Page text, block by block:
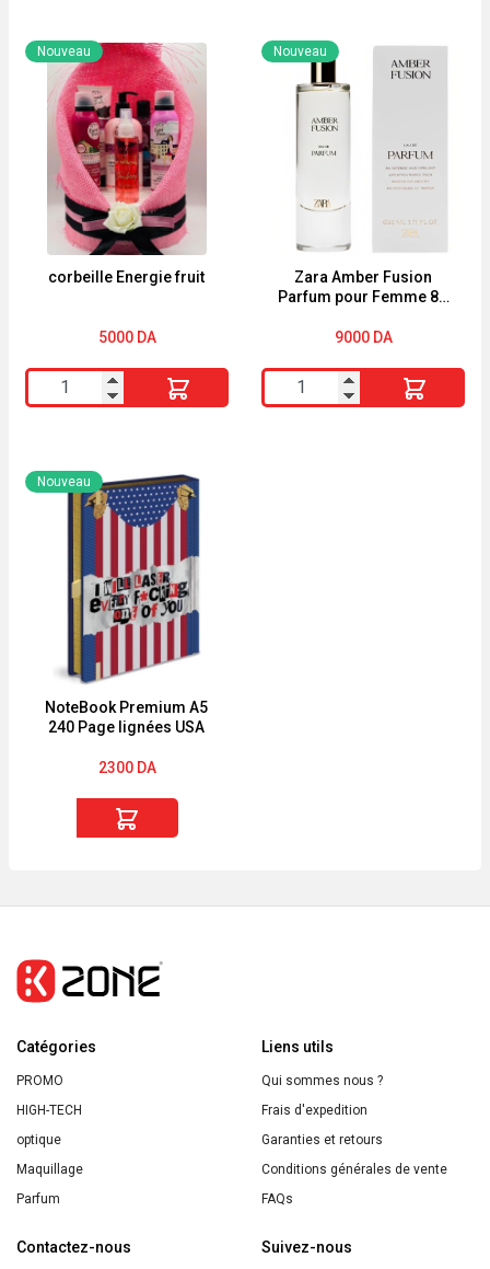
MARSHMALLOW
ADDICTION
PARFUM
de
pêche
pliantes
dossier
isotherme
corbeille Energie fruit
Nouveau
5000 DA
quantité
de
Energie
fruit
Zara Amber Fusion
Parfum pour Femme 80
Intense
Nouveau
9000 DA
quantité
de
NoteBook Premium A5
240 Page lignées USA
Nouveau
2300 DA
240
Page
USA
Catégories
PROMO
HIGH-TECH
optique
Maquillage
Parfum
Liens utils
Qui sommes nous ?
Frais d'expedition
Garanties et retours
Conditions générales de vente
FAQs
Contactez-nous Suivez-nous